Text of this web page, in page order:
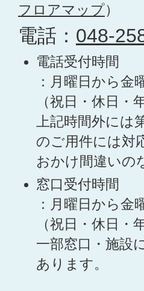
フロアマップ）
電話： 048-
電話受付時間
：月曜日から
（祝日・休日・
上記時間外には
のご用件には対
おかけ間違いの
窓口受付時間
：月曜日から
（祝日・休日・
一部窓口・施設
あります。